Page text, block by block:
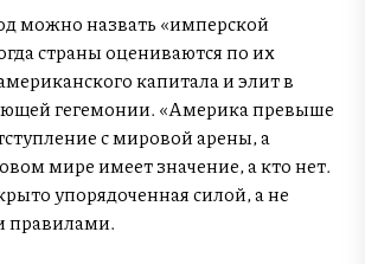
можно назвать «имперской
страны оцениваются по их
капитала и элит в
гегемонии. «Америка превыше
с мировой арены, а
мире имеет значение, а кто нет.
упорядоченная силой, а не
правилами.